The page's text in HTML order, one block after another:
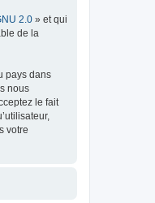
2.0 » et qui
de la
pays dans
nous
le fait
votre